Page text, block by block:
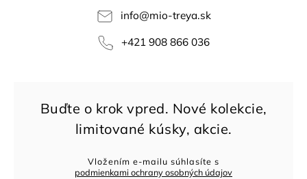
info@mio-treya.sk
+421 908 866 036
Vložením e-mailu súhlasíte s
podmienkami ochrany osobných údajov